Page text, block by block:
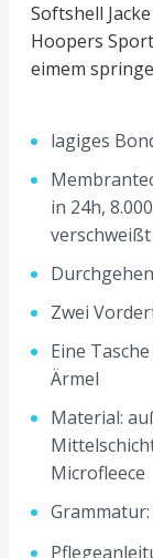
Softshell
Hoopers
eimem
lagiges
in 24h,
verschweißt
Zwei
Eine
Ärmel
Material:
Microfleece
Grammatur: